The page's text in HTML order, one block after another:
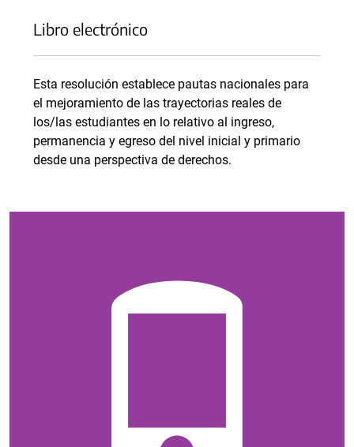
Libro electrónico
Esta resolución establece pautas nacionales para
el mejoramiento de las trayectorias reales de
los/las estudiantes en lo relativo al ingreso,
permanencia y egreso del nivel inicial y primario
desde una perspectiva de derechos.